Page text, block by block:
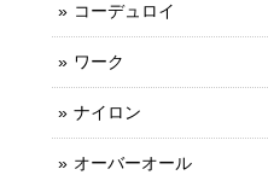
コーデュロイ
ワーク
ナイロン
オーバーオール